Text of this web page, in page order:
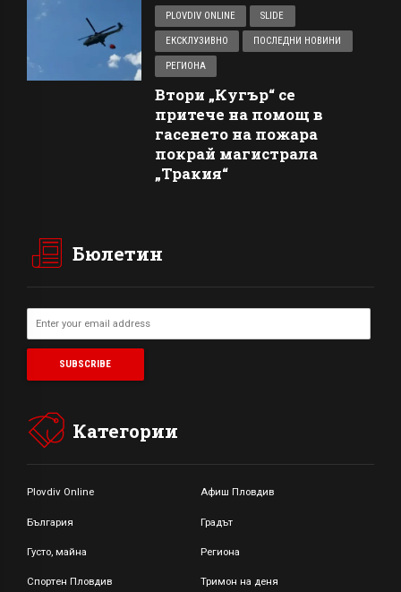
PLOVDIV ONLINE
SLIDE
ЕКСКЛУЗИВНО ПОСЛЕДНИ НОВИНИ
РЕГИОНА
Втори „Кугър“ се
притече на помощ в
гасенето на пожара
покрай магистрала
„Тракия“
Бюлетин
Категории
Plovdiv Online Афиш Пловдив
България Градът
Густо, майна Региона
Спортен Пловдив Тримон на деня